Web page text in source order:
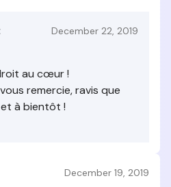
December 22, 2019
au cœur !
remercie, ravis que
à bientôt !
December 19, 2019